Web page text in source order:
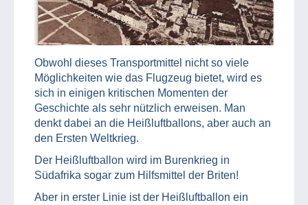
Obwohl dieses Transportmittel nicht so viele
Möglichkeiten wie das Flugzeug bietet, wird es
sich in einigen kritischen Momenten der
Geschichte als sehr nützlich erweisen. Man
denkt dabei an die Heißluftballons, aber auch an
den Ersten Weltkrieg.
Der Heißluftballon wird im Burenkrieg in
Südafrika sogar zum Hilfsmittel der Briten!
Aber in erster Linie ist der Heißluftballon ein